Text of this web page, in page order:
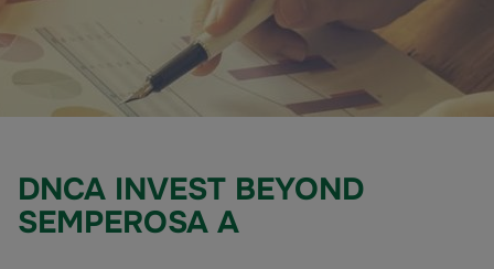
DNCA INVEST BEYOND
SEMPEROSA A